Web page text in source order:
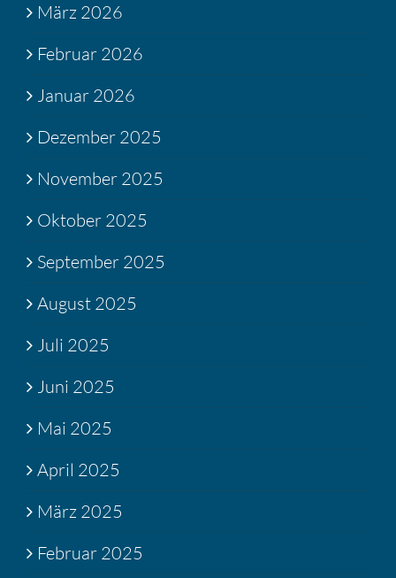
März 2026
Februar 2026
Januar 2026
Dezember 2025
November 2025
Oktober 2025
September 2025
August 2025
Juli 2025
Juni 2025
Mai 2025
April 2025
März 2025
Februar 2025